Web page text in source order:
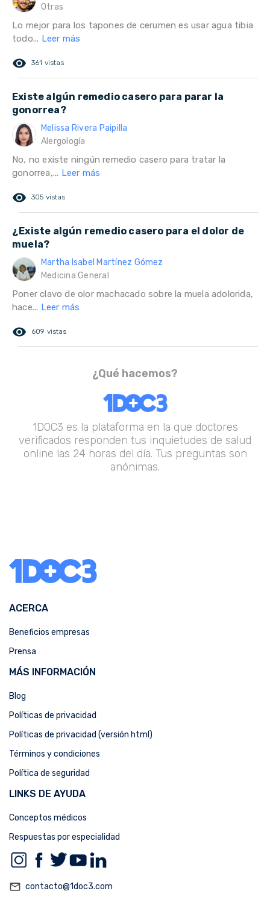
Otras
Lo mejor para los tapones de cerumen es usar agua tibia
todo... Leer más
remove_red_eye 361 vistas
Existe algún remedio casero para parar la
gonorrea?
Melissa Rivera Paipilla
Alergología
No, no existe ningún remedio casero para tratar la
gonorrea,... Leer más
remove_red_eye 305 vistas
¿Existe algún remedio casero para el dolor de
muela?
Martha Isabel Martínez Gómez
Medicina General
Poner clavo de olor machacado sobre la muela adolorida,
hace... Leer más
remove_red_eye 609 vistas
¿Qué hacemos?
1DOC3 es la plataforma en la que doctores
verificados responden tus inquietudes de salud
online las 24 horas del día. Tus preguntas son
anónimas.
ACERCA
Beneficios empresas
Prensa
MÁS INFORMACIÓN
Blog
Políticas de privacidad
Políticas de privacidad (versión html)
Términos y condiciones
Política de seguridad
LINKS DE AYUDA
Conceptos médicos
Respuestas por especialidad
mail_outline contacto@1doc3.com